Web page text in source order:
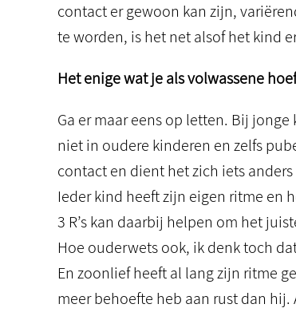
contact er gewoon kan zijn,
te worden, is het net alsof het kind
Het enige wat je als volwassene
Ga er maar eens op letten. Bij
niet in oudere kinderen en zelfs
contact en dient het zich iets anders
Ieder kind heeft zijn eigen ritme en
3 R’s kan daarbij helpen om het
Hoe ouderwets ook, ik denk toch
En zoonlief heeft al lang zijn ritme
meer behoefte heb aan rust dan